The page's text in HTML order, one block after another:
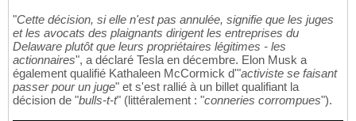
"Cette décision, si elle n'est pas annulée, signifie que les juges
et les avocats des plaignants dirigent les entreprises du
Delaware plutôt que leurs propriétaires légitimes - les
actionnaires", a déclaré Tesla en décembre. Elon Musk a
également qualifié Kathaleen McCormick d'"activiste se faisant
passer pour un juge" et s'est rallié à un billet qualifiant la
décision de "bulls-t-t" (littéralement : "conneries corrompues").